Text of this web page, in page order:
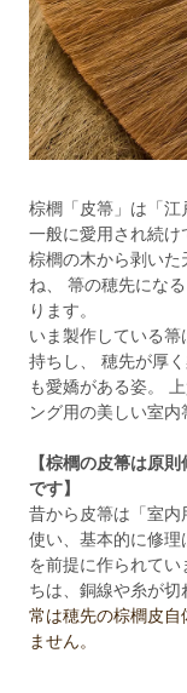
棕櫚「皮箒」は「江
一般に愛用され続け
棕櫚の木から剥い
ね、 箒の穂先にな
ります。
いま製作している
持ちし、 穂先が厚
も愛嬌がある姿。
ング用の美しい室内
【棕櫚の皮箒は原
です】
昔から皮箒は「室内
使い、基本的に修理
を前提に作られて
ちは、銅線や糸が
常は穂先の棕櫚皮自
ません。